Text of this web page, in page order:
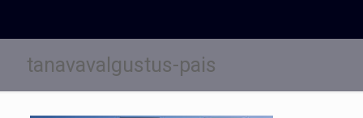
tanavavalgustus-pais